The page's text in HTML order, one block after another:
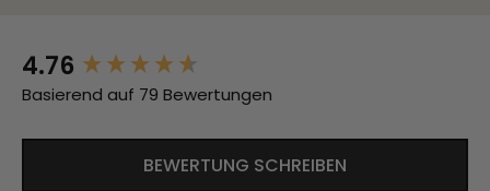
4.76
Basierend auf 79 Bewertungen
BEWERTUNG SCHREIBEN
New content loaded